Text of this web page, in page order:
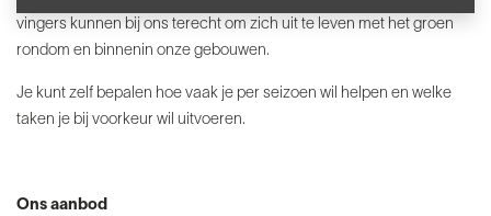
vingers kunnen bij ons terecht om zich uit te leven met het groen
rondom en binnenin onze gebouwen.
Je kunt zelf bepalen hoe vaak je per seizoen wil helpen en welke
taken je bij voorkeur wil uitvoeren.
Ons aanbod